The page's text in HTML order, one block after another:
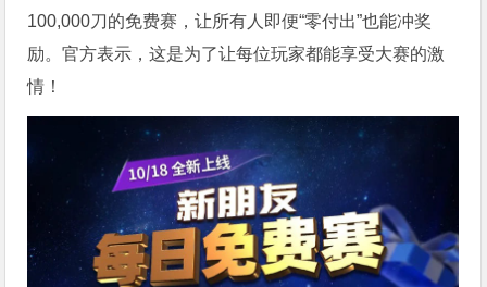
100,000刀的免费赛，让所有人即便“零付出”也能冲奖
励。官方表示，这是为了让每位玩家都能享受大赛的激
情！